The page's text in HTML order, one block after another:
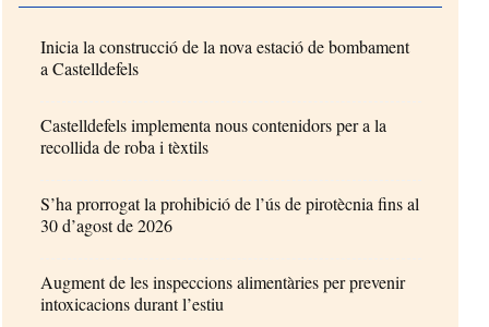
Inicia la construcció de la nova estació de bombament
a Castelldefels
Castelldefels implementa nous contenidors per a la
recollida de roba i tèxtils
S’ha prorrogat la prohibició de l’ús de pirotècnia fins al
30 d’agost de 2026
Augment de les inspeccions alimentàries per prevenir
intoxicacions durant l’estiu